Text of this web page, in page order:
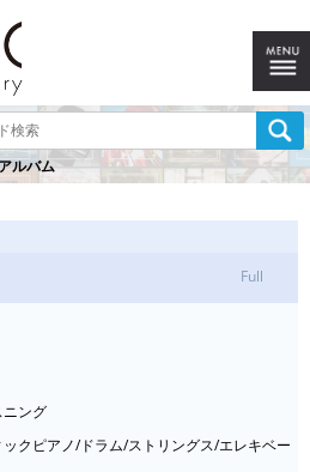
ルバム
Full
ニング
クピアノ/ドラム/ストリングス/エレキベー